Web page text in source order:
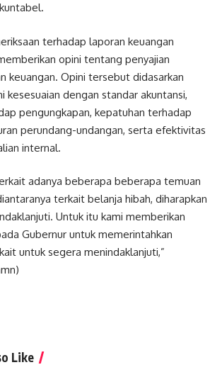
terhadap laporan keuangan
opini tentang penyajian
keuangan. Opini tersebut didasarkan
kesesuaian dengan standar akuntansi,
pengungkapan, kepatuhan terhadap
perundang-undangan, serta efektivitas
internal.
adanya beberapa beberapa temuan
terkait belanja hibah, diharapkan
Untuk itu kami memberikan
Gubernur untuk memerintahkan
untuk segera menindaklanjuti,”
Like